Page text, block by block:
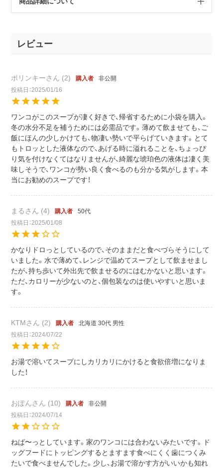
ポリンキー 2 購入者
非公開
投稿日 2025/01/16
ワンコがこのスープが凄く好きで、帰省するために小袋を購入。
冬の水分不足を補うためには必需品です。薄めて飲ませても、ご
飯にほんの少しかけても、物凄い勢いで平らげていきます。とて
もトロッとした液体なので、あげる時に溢れることを、ちょっぴ
り気を付けなくてはなりませんが、綺麗な琥珀色の液体は凄く美
味しそうで、ワンコが勢い良く食べるのも分かる気がします。本
当にお勧めのスープです！
まる 4 購入者
50代
投稿日 2025/01/08
かなりドロっとしているので、そのままだと食べづらそうにして
いました。水で薄めて、レンジで温めてスープとして飲ませまし
たが、持ち歩いて外出先で飲ませるのにはむかないと思います。
ただ、カロリーが少ないのと、個包装なのは使いやすいと思いま
す。
KTM 2 購入者 北海道 30代 男性
投稿日 2024/07/22
お湯で溶いてスープにしカリカリにかけると食欲倍増になりま
した！
おぽん 10 購入者
非公開
投稿日 2024/07/14
ねば〜っとしています。家のワンコには合わないみたいです。ド
ッグフードにトッピングするとますます食べにくく歯につくみ
たいで食べませんでした。少し、お湯で溶かす方がいいかも知れ